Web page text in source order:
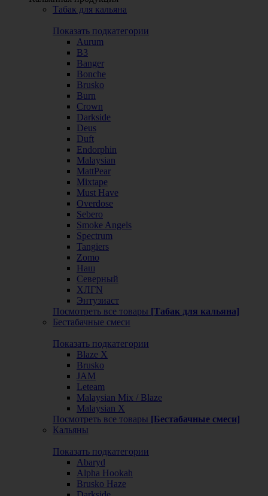
Табак для кальяна
Показать подкатегории
Aurum
B3
Banger
Bonche
Brusko
Burn
Crown
Darkside
Deus
Duft
Endorphin
Malaysian
MattPear
Mixtape
Must Have
Overdose
Sebero
Smoke Angels
Spectrum
Tangiers
Zomo
Наш
Северный
ХЛГN
Энтузиаст
Посмотреть все товары [Табак для кальяна]
Бестабачные смеси
Показать подкатегории
Blaze X
Brusko
JAM
Leteam
Malaysian Mix / Blaze
Malaysian X
Посмотреть все товары [Бестабачные смеси]
Кальяны
Показать подкатегории
Abaryd
Alpha Hookah
Brusko Haze